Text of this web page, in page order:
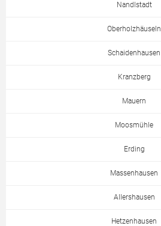
Nandlstadt
Oberholzhäuseln
Schaidenhausen
Kranzberg
Mauern
Moosmühle
Erding
Massenhausen
Allershausen
Hetzenhausen